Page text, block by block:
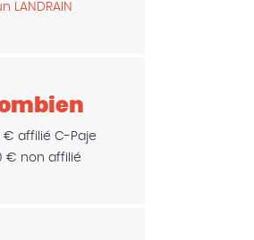
LANDRAIN
€ affilié C-Paje
€ non affilié